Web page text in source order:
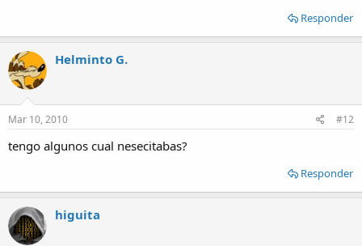
Responder
Helminto G.
Mar 10, 2010 #12
tengo algunos cual nesecitabas?
Responder
higuita